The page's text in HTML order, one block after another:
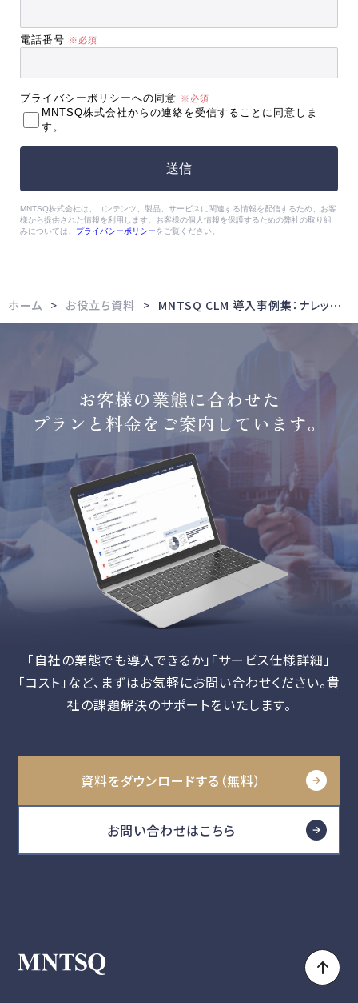
ホーム お役立ち資料 MNTSQ CLM 導入事例集：ナレッジ属人化解消編
お客様の業態に合わせた
プランと料金をご案内しています。
「自社の業態でも導入できるか」「サービス仕様詳細」
「コスト」など、 まずはお気軽にお問い合わせください。貴
社の課題解決のサポートをいたします。
資料をダウンロードする（無料）
お問い合わせはこちら